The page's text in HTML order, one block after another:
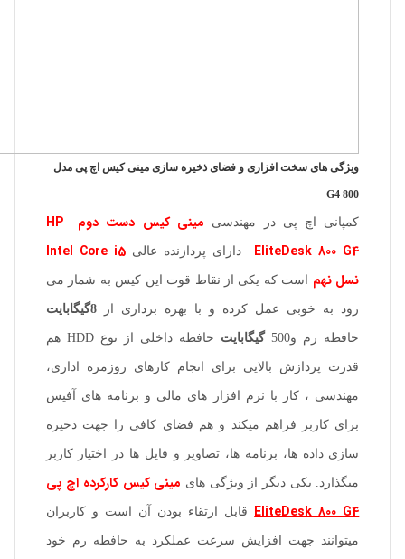
ویژگی های سخت افزاری و فضای ذخیره سازی مینی کیس اچ پی مدل
800 G4
کمپانی اچ پی در مهندسی
مینی کیس دست دوم HP
EliteDesk 800 G4
دارای پردازنده عالی Intel Core i5
نسل نهم
است که یکی از نقاط قوت این کیس به شمار می
رود به خوبی عمل کرده و با بهره برداری از8گیگابایت
حافظه رم و500 گیگابایت حافظه داخلی از نوع HDD هم
قدرت پردازش بالایی برای انجام کارهای روزمره اداری،
مهندسی ، کار با نرم افزار های مالی و برنامه های آفیس
برای کاربر فراهم میکند و هم فضای کافی را جهت ذخیره
سازی داده ها، برنامه ها، تصاویر و فایل ها در اختیار کاربر
میگذارد. یکی دیگر از ویژگی هایمینی کیس کارکرده اچ پی
EliteDesk 800 G4 قابل ارتقاء بودن آن است و کاربران
میتوانند جهت افزایش سرعت عملکرد به حافطه رم خود